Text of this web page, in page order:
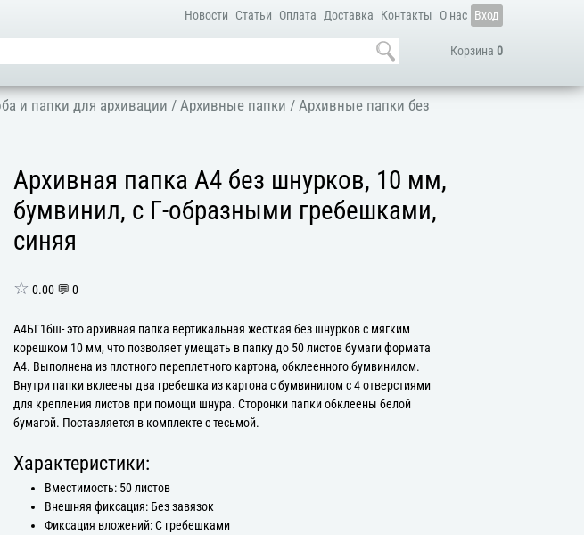
Новости Статьи Оплата Доставка Контакты О нас Вход
Корзина 0
и папки для архивации /Архивные папки /Архивные папки без
Архивная папка А4 без шнурков, 10 мм,
бумвинил, с Г-образными гребешками,
синяя
☆ 0.00 💬 0
А4БГ1бш- это архивная папка вертикальная жесткая без шнурков с мягким
корешком 10 мм, что позволяет умещать в папку до 50 листов бумаги формата
А4. Выполнена из плотного переплетного картона, обклеенного бумвинилом.
Внутри папки вклеены два гребешка из картона с бумвинилом с 4 отверстиями
для крепления листов при помощи шнура. Сторонки папки обклеены белой
бумагой. Поставляется в комплекте с тесьмой.
Характеристики:
Вместимость: 50 листов
Внешняя фиксация: Без завязок
Фиксация вложений: С гребешками